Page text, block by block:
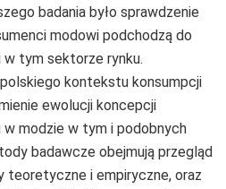
badania było sprawdzenie
modowi podchodzą do
w tym sektorze rynku.
kontekstu konsumpcji
ewolucji koncepcji
modzie w tym i podobnych
badawcze obejmują przegląd
teoretyczne i empiryczne, oraz